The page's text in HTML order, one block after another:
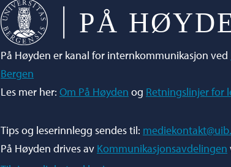
På Høyden er kanal for internkommunikasjon ved
Bergen
Les mer her: Om På Høyden og Retningslinjer for
Tips og leserinnlegg sendes til:
På Høyden drives av Kommunikasjonsavdelingen